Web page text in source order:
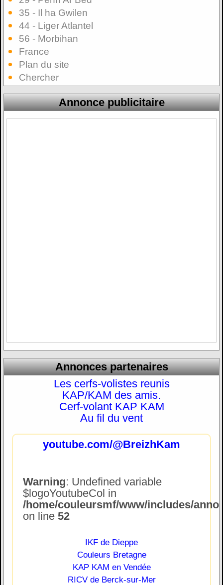
35 - Il ha Gwilen
44 - Liger Atlantel
56 - Morbihan
France
Plan du site
Chercher
Annonce publicitaire
Annonces partenaires
Les cerfs-volistes reunis
KAP/KAM des amis.
Cerf-volant KAP KAM
Au fil du vent
youtube.com/@BreizhKam
Warning: Undefined variable
$logoYoutubeCol in
/home/couleursmf/www/includes/
on line 52
IKF de Dieppe
Couleurs Bretagne
KAP KAM en Vendée
RICV de Berck-sur-Mer